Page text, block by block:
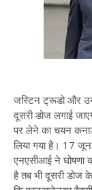
जस्टिन ट्रूडो और
दूसरी डोज लगाई
पर लेने का चयन
लिया गया है। 17
एनएसीआई ने घोषणा
है तब भी दूसरी डोज